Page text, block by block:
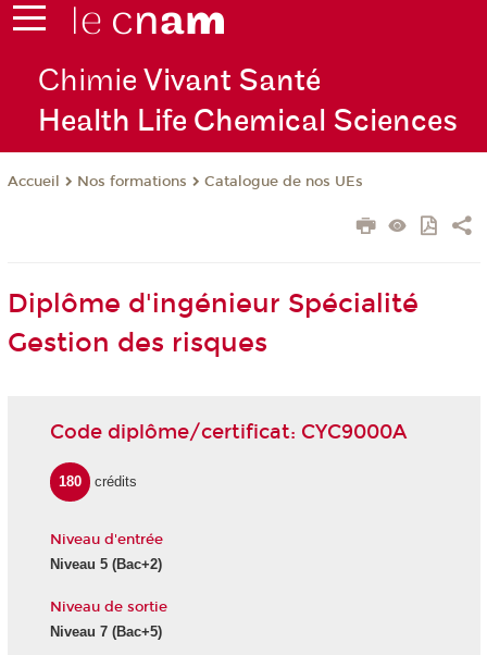
Chimie Vivant Santé
Health Life Chemical Sciences
Accueil Nos formations Catalogue de nos UEs
Diplôme d'ingénieur Spécialité
Gestion des risques
Code diplôme/certificat: CYC9000A
180 crédits
Niveau d'entrée
Niveau 5(Bac+2)
Niveau de sortie
Niveau 7(Bac+5)